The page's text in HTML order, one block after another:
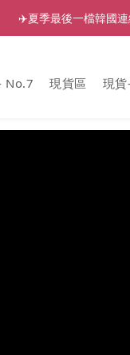
✈️夏季最後一檔韓國
No.7 現貨區 現